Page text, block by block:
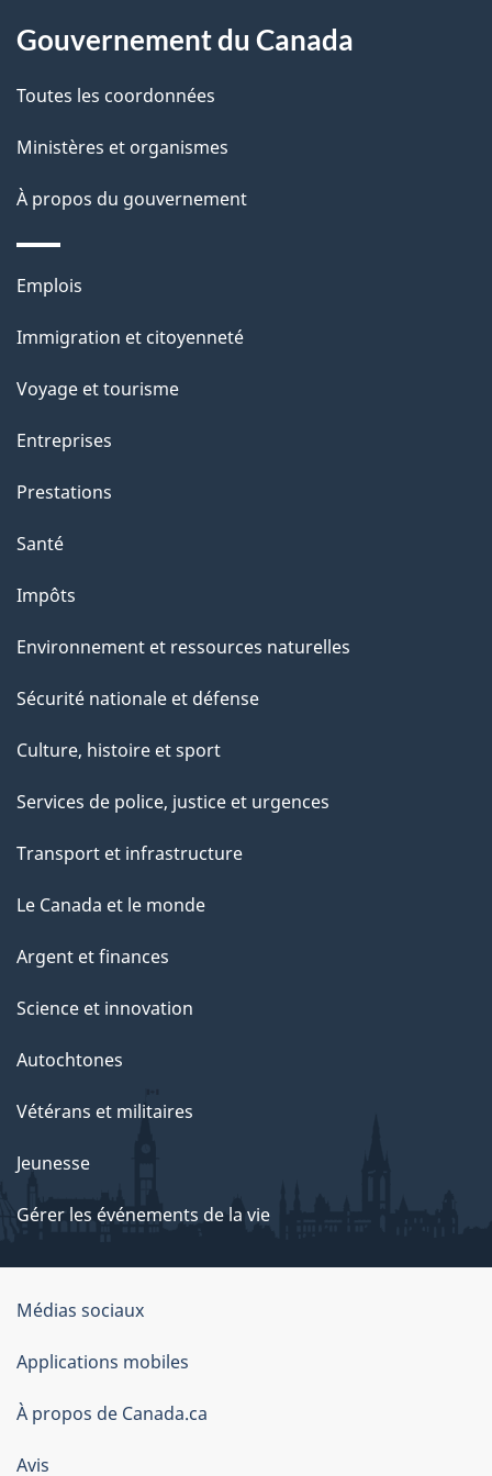
m
e
n
t
a
g
e
a
t
i
n
s
r
c
t
t
p
a
e
Gouvernement du Canada
Toutes les coordonnées
Ministères et organismes
À propos du gouvernement
Thèmes
sujets
Emplois
Immigration et citoyenneté
Voyage et tourisme
Entreprises
Prestations
Santé
Impôts
Environnement et ressources naturelles
Sécurité nationale et défense
Culture, histoire et sport
Services de police, justice et urgences
Transport et infrastructure
Le Canada et le monde
Argent et finances
Science et innovation
Autochtones
Vétérans et militaires
Jeunesse
Gérer les événements de la vie
Organisation
du
gouvernement
du
Canada
Médias sociaux
Applications mobiles
À propos de Canada.ca
Avis